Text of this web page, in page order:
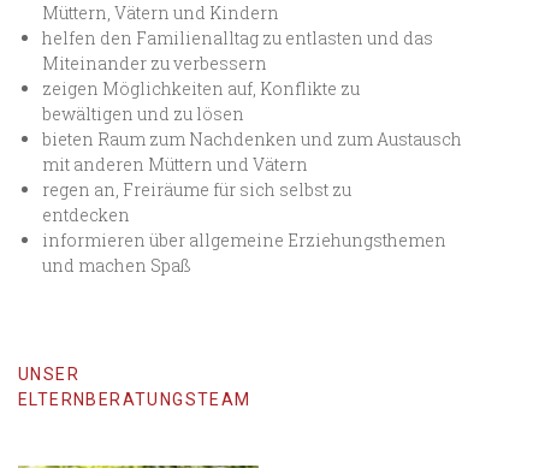
Müttern, Vätern und Kindern
helfen den Familienalltag zu entlasten und das
Miteinander zu verbessern
zeigen Möglichkeiten auf, Konflikte zu
bewältigen und zu lösen
bieten Raum zum Nachdenken und zum Austausch
mit anderen Müttern und Vätern
regen an, Freiräume für sich selbst zu
entdecken
informieren über allgemeine Erziehungsthemen
und machen Spaß
UNSER
ELTERNBERATUNGSTEAM